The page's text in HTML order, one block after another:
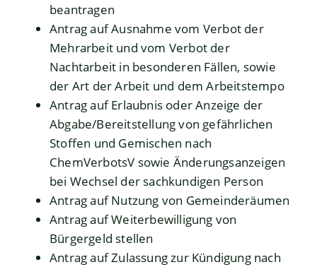
beantragen
Antrag auf Ausnahme vom Verbot der
Mehrarbeit und vom Verbot der
Nachtarbeit in besonderen Fällen, sowie
der Art der Arbeit und dem Arbeitstempo
Antrag auf Erlaubnis oder Anzeige der
Abgabe/Bereitstellung von gefährlichen
Stoffen und Gemischen nach
ChemVerbotsV sowie Änderungsanzeigen
bei Wechsel der sachkundigen Person
Antrag auf Nutzung von Gemeinderäumen
Antrag auf Weiterbewilligung von
Bürgergeld stellen
Antrag auf Zulassung zur Kündigung nach